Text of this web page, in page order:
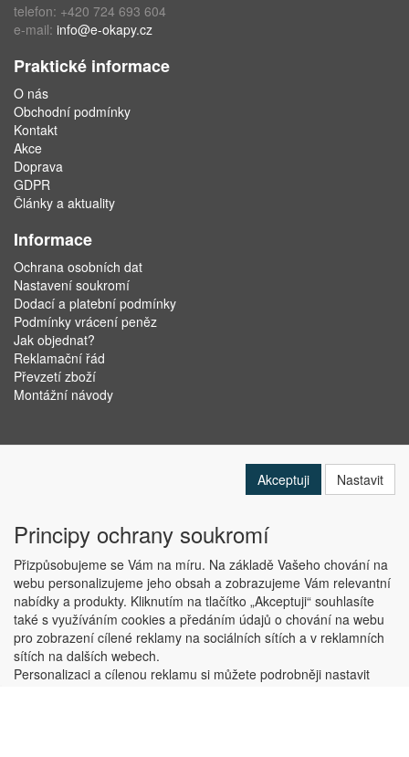
telefon: +420 724 693 604
e-mail: info@e-okapy.cz
Praktické informace
O nás
Obchodní podmínky
Kontakt
Akce
Doprava
GDPR
Články a aktuality
Informace
Ochrana osobních dat
Nastavení soukromí
Dodací a platební podmínky
Podmínky vrácení peněz
Jak objednat?
Reklamační řád
Převzetí zboží
Montážní návody
Copyright © ABRA Software a.s. 2019
Akceptuji Nastavit
Principy ochrany soukromí
Přizpůsobujeme se Vám na míru. Na základě Vašeho chování na
webu personalizujeme jeho obsah a zobrazujeme Vám relevantní
nabídky a produkty. Kliknutím na tlačítko „Akceptuji“ souhlasíte
také s využíváním cookies a předáním údajů o chování na webu
pro zobrazení cílené reklamy na sociálních sítích a v reklamních
sítích na dalších webech.
Personalizaci a cílenou reklamu si můžete podrobněji nastavit